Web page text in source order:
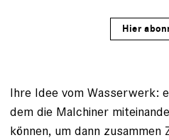
Hier
Ihre Idee vom Wasserwerk:
dem die Malchiner
können, um dann